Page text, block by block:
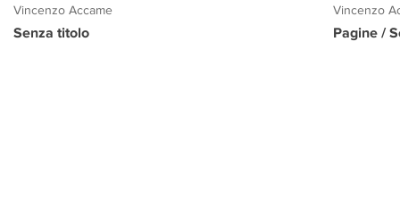
Vincenzo Accame
Senza titolo
Vincenzo
Pagine /